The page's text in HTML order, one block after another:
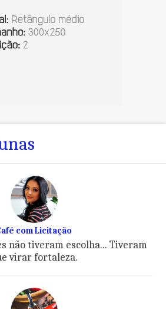
com Licitação
não tiveram escolha... Tiveram
virar fortaleza.